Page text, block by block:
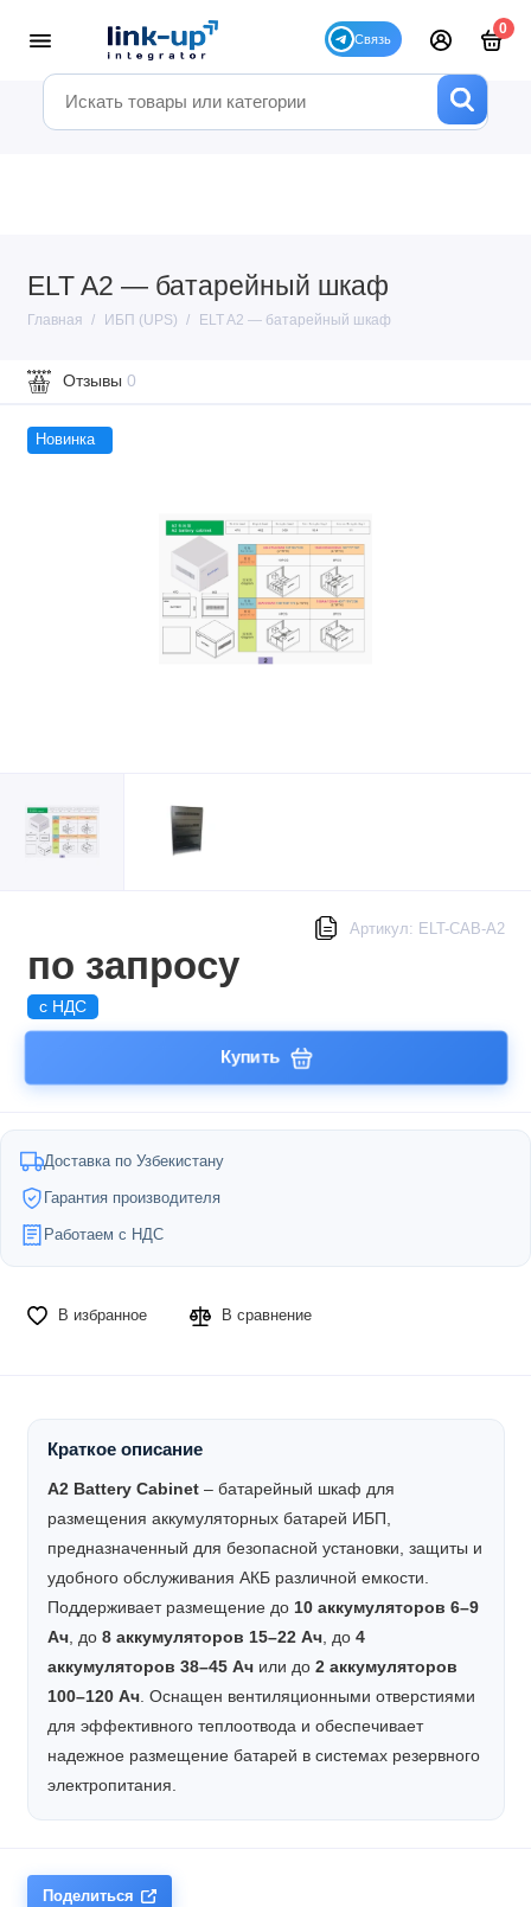
0
ELT A2 — батарейный шкаф
Главная ИБП (UPS) ELT A2 — батарейный шкаф
Отзывы 0
Новинка
Артикул: ELT-CAB-A2
по запросу
с НДС
Купить
Доставка по Узбекистану
Гарантия производителя
Работаем с НДС
В избранное В сравнение
Краткое описание
A2 Battery Cabinet– батарейный шкаф для
размещения аккумуляторных батарей ИБП,
предназначенный для безопасной установки, защиты и
удобного обслуживания АКБ различной емкости.
Поддерживает размещение до 10 аккумуляторов 6–9
Ач, до 8 аккумуляторов 15–22 Ач, до 4
аккумуляторов 38–45 Ачили до 2 аккумуляторов
100–120 Ач. Оснащен вентиляционными отверстиями
для эффективного теплоотвода и обеспечивает
надежное размещение батарей в системах резервного
электропитания.
Поделиться